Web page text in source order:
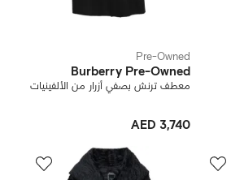
Pre-Owned
Burberry Pre-Owned
معطف ترنش بصفي أزرار من الألفينيات
AED 3,740